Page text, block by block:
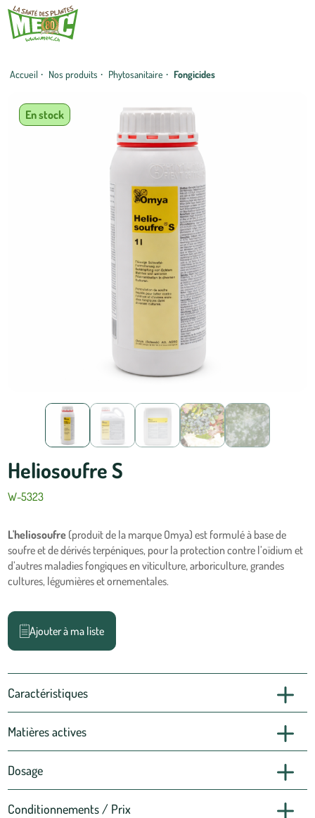
Accueil · Nos produits · Phytosanitaire · Fongicides
En stock
Heliosoufre S
W-5323
L'heliosoufre (produit de la marque Omya) est formulé à base de
soufre et de dérivés terpéniques, pour la protection contre l’oïdium et
d’autres maladies fongiques en viticulture, arboriculture, grandes
cultures, légumières et ornementales.
Ajouter à ma liste
Caractéristiques
Matières actives
Dosage
Conditionnements / Prix